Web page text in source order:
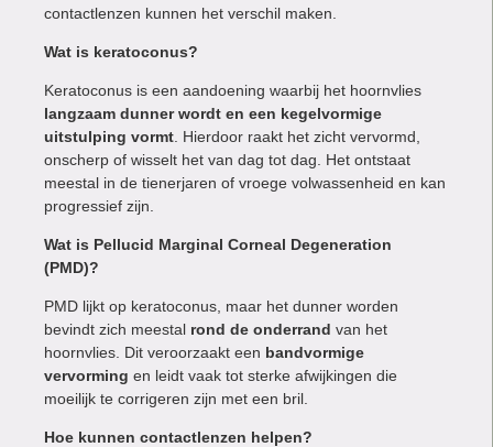
contactlenzen kunnen het verschil maken.
Wat is keratoconus?
Keratoconus is een aandoening waarbij het hoornvlies
langzaam dunner wordt en een kegelvormige
uitstulping vormt . Hierdoor raakt het zicht vervormd,
onscherp of wisselt het van dag tot dag. Het ontstaat
meestal in de tienerjaren of vroege volwassenheid en kan
progressief zijn.
Wat is Pellucid Marginal Corneal Degeneration
(PMD)?
PMD lijkt op keratoconus, maar het dunner worden
bevindt zich meestal rond de onderrand van het
hoornvlies. Dit veroorzaakt een bandvormige
vervorming en leidt vaak tot sterke afwijkingen die
moeilijk te corrigeren zijn met een bril.
Hoe kunnen contactlenzen helpen?